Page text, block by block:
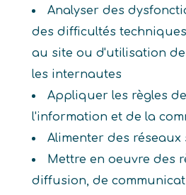
Analyser des
des difficultés
au site ou d'utilisation
les internautes
Appliquer les règles
l'information et de la
Alimenter des réseaux
Mettre en oeuvre des
diffusion, de